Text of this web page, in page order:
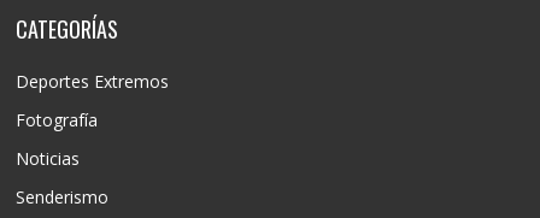
CATEGORÍAS
Deportes Extremos
Fotografía
Noticias
Senderismo